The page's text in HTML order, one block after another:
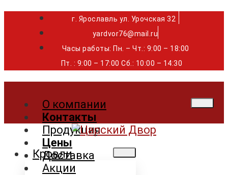
г. Ярославль ул. Урочская 32 ⁣⁣⁣⁣
yardvor76@mail.ru
Часы работы: Пн. – Чт.: 9:00 – 18:00
Пт. : 9:00 – 17:00 Сб.: 10:00 – 14:30
О компании
Контакты
Продукция
Цены
Доставка
Акции
Кровли